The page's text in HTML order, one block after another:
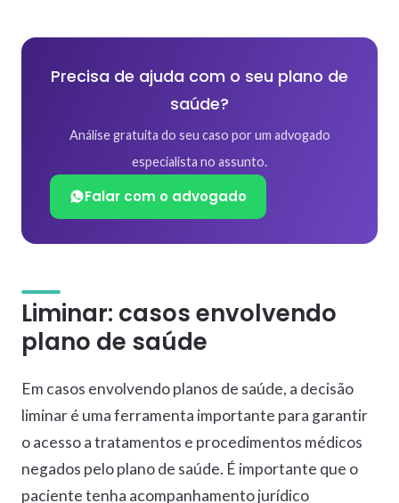
Precisa de ajuda com o seu plano de
saúde?
Análise gratuita do seu caso por um advogado
especialista no assunto.
Falar com o advogado
Liminar: casos envolvendo
plano de saúde
Em casos envolvendo planos de saúde, a decisão
liminar é uma ferramenta importante para garantir
o acesso a tratamentos e procedimentos médicos
negados pelo plano de saúde. É importante que o
paciente tenha acompanhamento jurídico